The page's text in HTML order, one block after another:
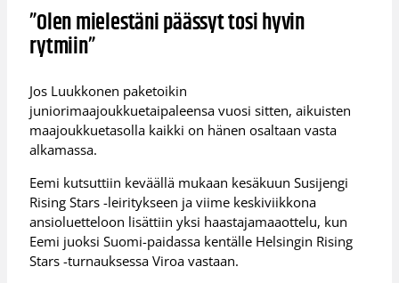
”Olen mielestäni päässyt tosi hyvin
rytmiin”
Jos Luukkonen paketoikin
juniorimaajoukkuetaipaleensa vuosi sitten, aikuisten
maajoukkuetasolla kaikki on hänen osaltaan vasta
alkamassa.
Eemi kutsuttiin keväällä mukaan kesäkuun Susijengi
Rising Stars -leiritykseen ja viime keskiviikkona
ansioluetteloon lisättiin yksi haastajamaaottelu, kun
Eemi juoksi Suomi-paidassa kentälle Helsingin Rising
Stars -turnauksessa Viroa vastaan.